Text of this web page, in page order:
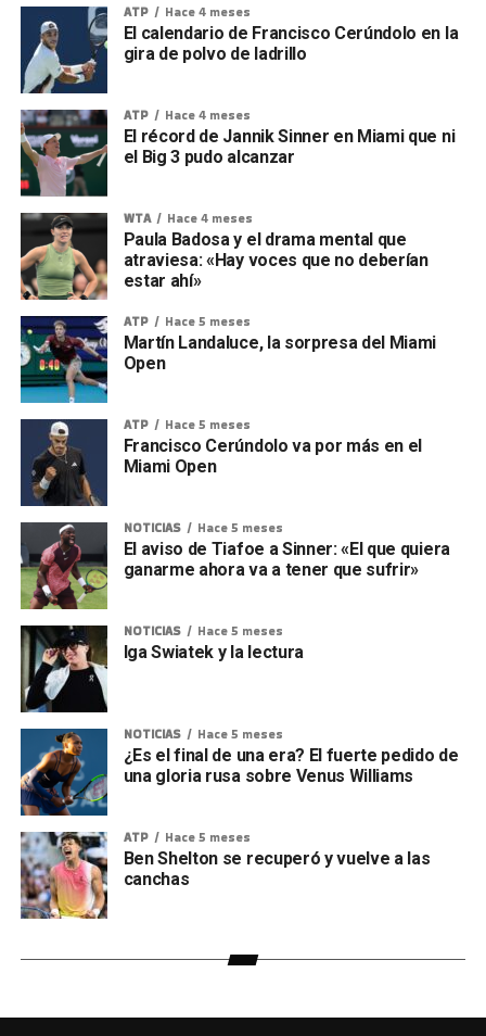
ATP Hace 4 meses
El calendario de Francisco Cerúndolo en la
gira de polvo de ladrillo
ATP Hace 4 meses
El récord de Jannik Sinner en Miami que ni
el Big 3 pudo alcanzar
WTA Hace 4 meses
Paula Badosa y el drama mental que
atraviesa: «Hay voces que no deberían
estar ahí»
ATP Hace 5 meses
Martín Landaluce, la sorpresa del Miami
Open
ATP Hace 5 meses
Francisco Cerúndolo va por más en el
Miami Open
NOTICIAS Hace 5 meses
El aviso de Tiafoe a Sinner: «El que quiera
ganarme ahora va a tener que sufrir»
NOTICIAS Hace 5 meses
Iga Swiatek y la lectura
NOTICIAS Hace 5 meses
¿Es el final de una era? El fuerte pedido de
una gloria rusa sobre Venus Williams
ATP Hace 5 meses
Ben Shelton se recuperó y vuelve a las
canchas